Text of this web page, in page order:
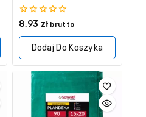
0
5
8,93 zł brutto
Dodaj Do Koszyka